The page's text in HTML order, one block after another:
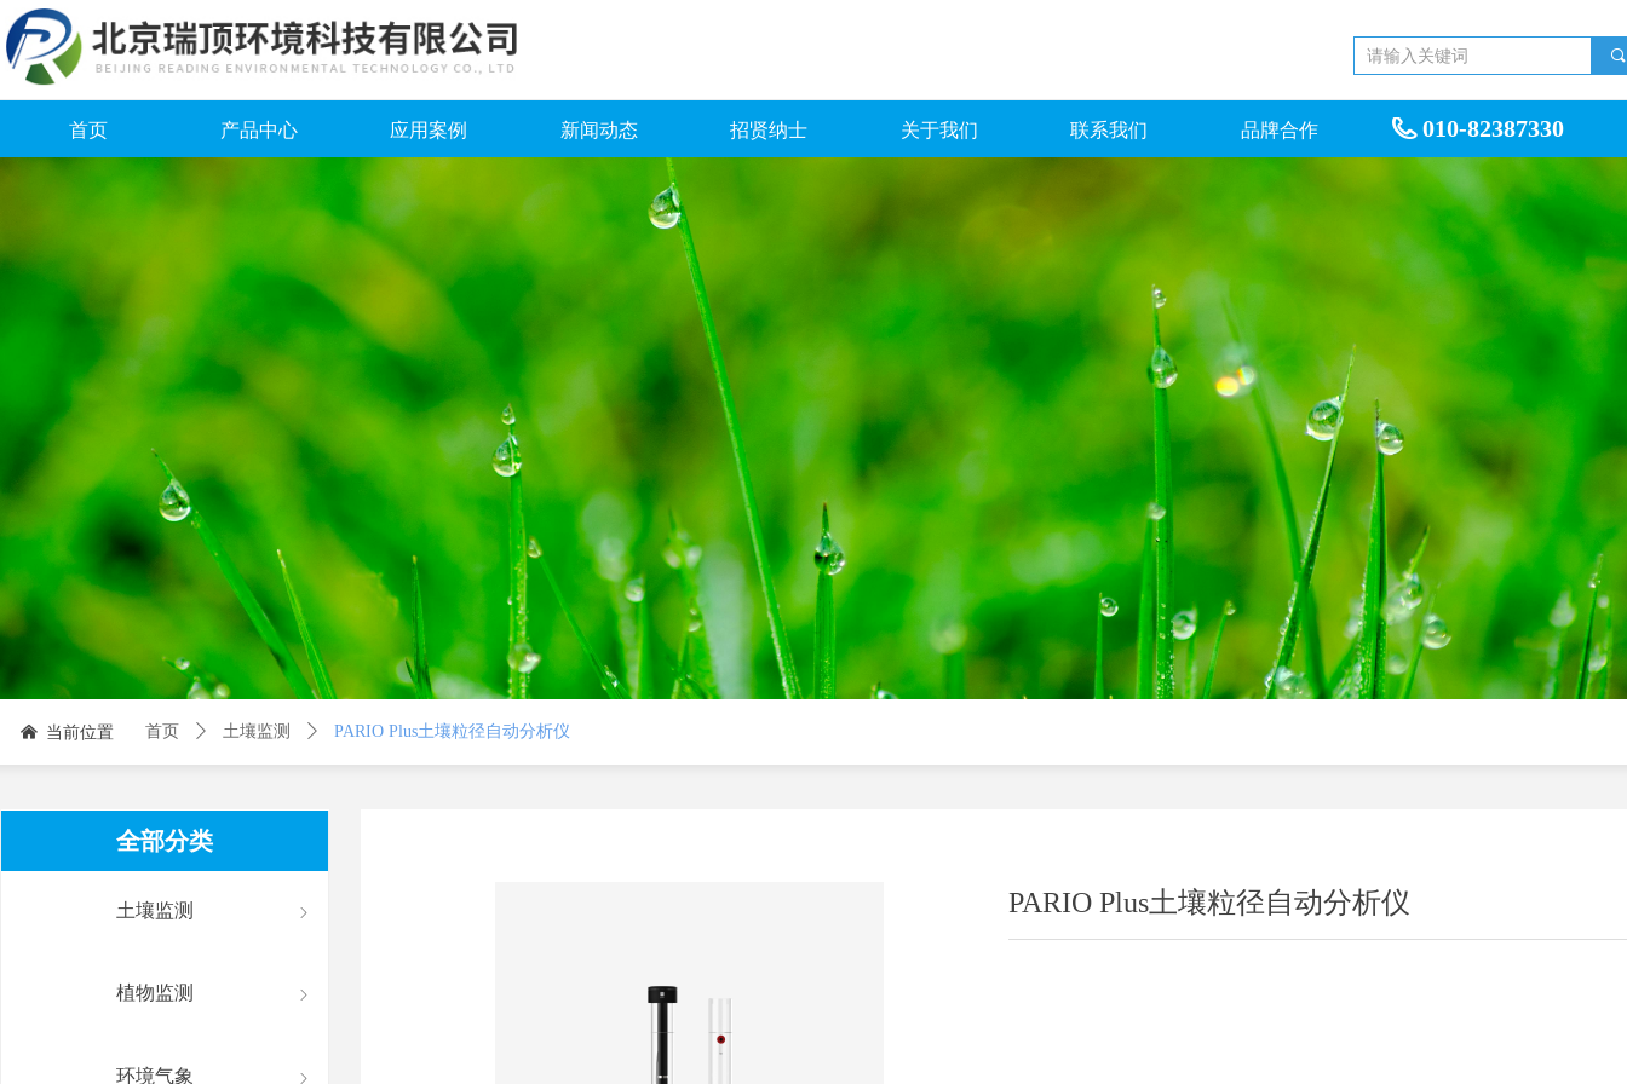
首页 产品中心 应用案例 新闻动态 招贤纳士 关于我们 联系我们 品牌合作 010-82387330
끠
首页 ꄲ 土壤监测 ꄲ PARIO Plus土壤粒径自动分析仪
낀 当前位置
PARIO Plus土壤粒径自动分析仪
全部分类
ꁇ
土壤监测
ꁇ
植物监测
ꁇ
环境气象